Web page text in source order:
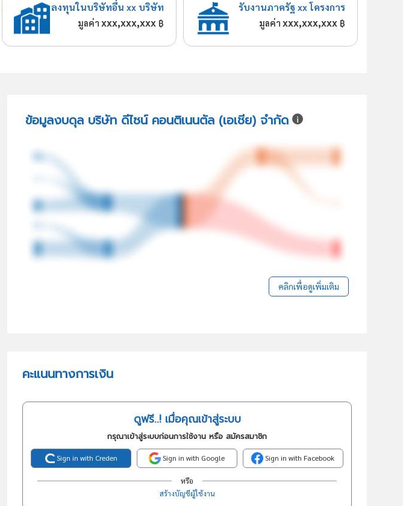
ลงทุนในบริษัทอื่น xx บริษัท
มูลค่าxxx,xxx,xxx ฿
รับงานภาครัฐ xx โครงการ
มูลค่าxxx,xxx,xxx ฿
ข้อมูลงบดุล บริษัท ดีไซน์ คอนติเนนตัล (เอเชีย) จำกัด
คลิกเพื่อดูเพิ่มเติม
คะแนนทางการเงิน
ดูฟรี..! เมื่อคุณเข้าสู่ระบบ
กรุณาเข้าสู่ระบบก่อนการใช้งาน หรือ สมัครสมาชิก
Sign in with Creden Sign in with Google Sign in with Facebook
หรือ
สร้างบัญชีผู้ใช้งาน